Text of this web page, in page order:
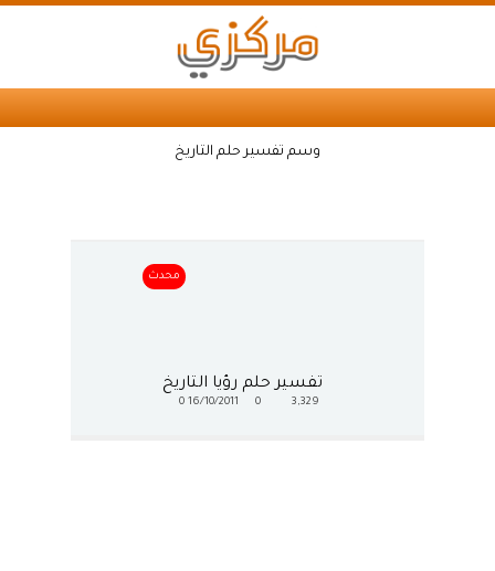
وسم تفسير حلم التاريخ
محدث
تفسير حلم رؤيا التاريخ
3,329
0
16/10/2011
0